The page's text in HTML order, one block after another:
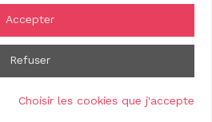
Gestion des cookies Crédits
Accepter
Refuser
Choisir les cookies que j'accepte